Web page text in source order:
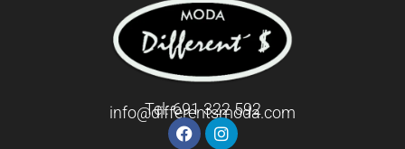
Tel: 691 322 592
info@differentsmoda.com